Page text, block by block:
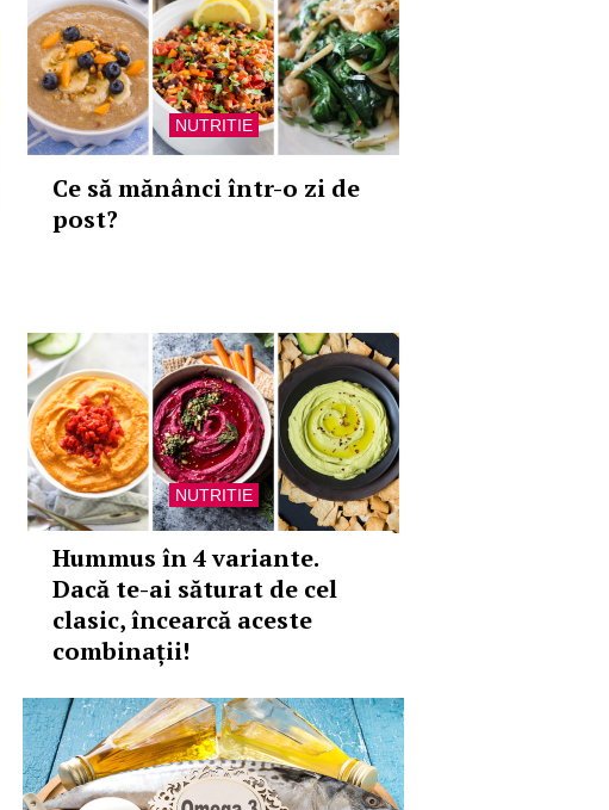
NUTRITIE
Ce să mănânci într-o zi de
post?
NUTRITIE
Hummus în 4 variante.
Dacă te-ai săturat de cel
clasic, încearcă aceste
combinații!